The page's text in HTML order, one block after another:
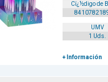
Cï¿½digo de
UMV
1 Uds.
+ Información